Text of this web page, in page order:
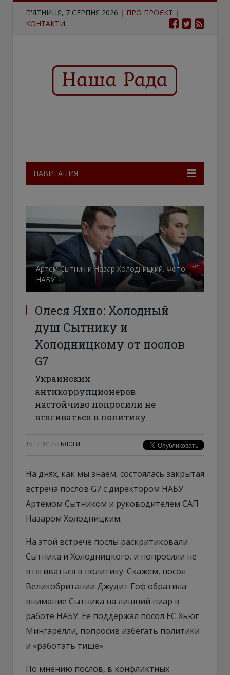
П'ЯТНИЦЯ, 7 СЕРПНЯ 2026 | ПРО ПРОЄКТ |
КОНТАКТИ
НАВИГАЦИЯ
Артем Сытник и Назар Холодницкий. Фото:
НАБУ
Олеся Яхно: Холодный
душ Сытнику и
Холодницкому от послов
G7
Украинских
антикоррупционеров
настойчиво попросили не
втягиваться в политику
15.12.2017 // БЛОГИ
На днях, как мы знаем, состоялась закрытая
встреча послов G7 с директором НАБУ
Артемом Сытником и руководителем САП
Назаром Холодницким.
На этой встрече послы раскритиковали
Сытника и Холодницкого, и попросили не
втягиваться в политику. Скажем, посол
Великобритании Джудит Гоф обратила
внимание Сытника на лишний пиар в
работе НАБУ. Ее поддержал посол ЕС Хьюг
Мингарелли, попросив избегать политики
и «работать тише».
По мнению послов, в конфликтных